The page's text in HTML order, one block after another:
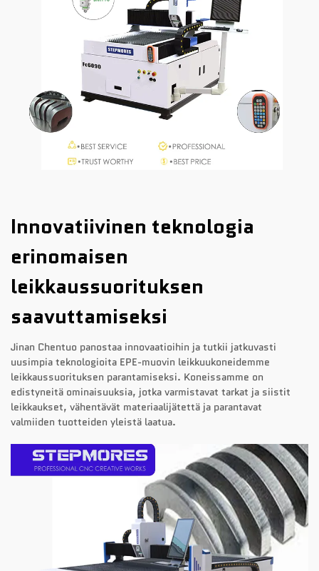
Innovatiivinen teknologia
erinomaisen
leikkaussuorituksen
saavuttamiseksi
Jinan Chentuo panostaa innovaatioihin ja tutkii jatkuvasti
uusimpia teknologioita EPE-muovin leikkuukoneidemme
leikkaussuorituksen parantamiseksi. Koneissamme on
edistyneitä ominaisuuksia, jotka varmistavat tarkat ja siistit
leikkaukset, vähentävät materiaalijätettä ja parantavat
valmiiden tuotteiden yleistä laatua.